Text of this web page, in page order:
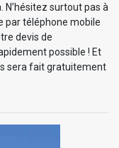
surtout pas à
par téléphone mobile
devis de
possible ! Et
sera fait gratuitement